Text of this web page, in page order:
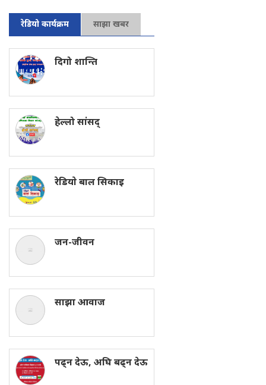
रेडियो कार्यक्रम साझा खबर
दिगो शान्ति
हेल्लो सांसद्
रेडियाे बाल सिकाइ
जन-जीवन
साझा आवाज
पढ्न देऊ, अघि बढ्न देऊ